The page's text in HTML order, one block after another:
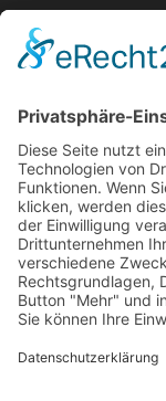
Sugardaddy Style
« Vorheriger Beitrag
Sugardaddy mit Stil